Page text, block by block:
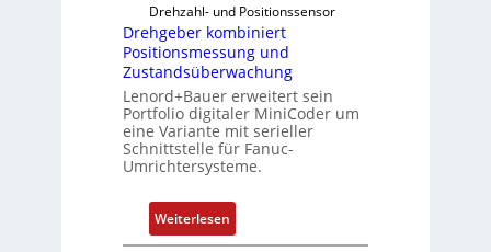
n
i
e
r
t
P
o
t
Drehzahl- und Positionssensor
Drehgeber kombiniert
Positionsmessung und
Zustandsüberwachung
Lenord+Bauer erweitert sein
Portfolio digitaler MiniCoder um
eine Variante mit serieller
Schnittstelle für Fanuc-
Umrichtersysteme.
Weiterlesen:
D